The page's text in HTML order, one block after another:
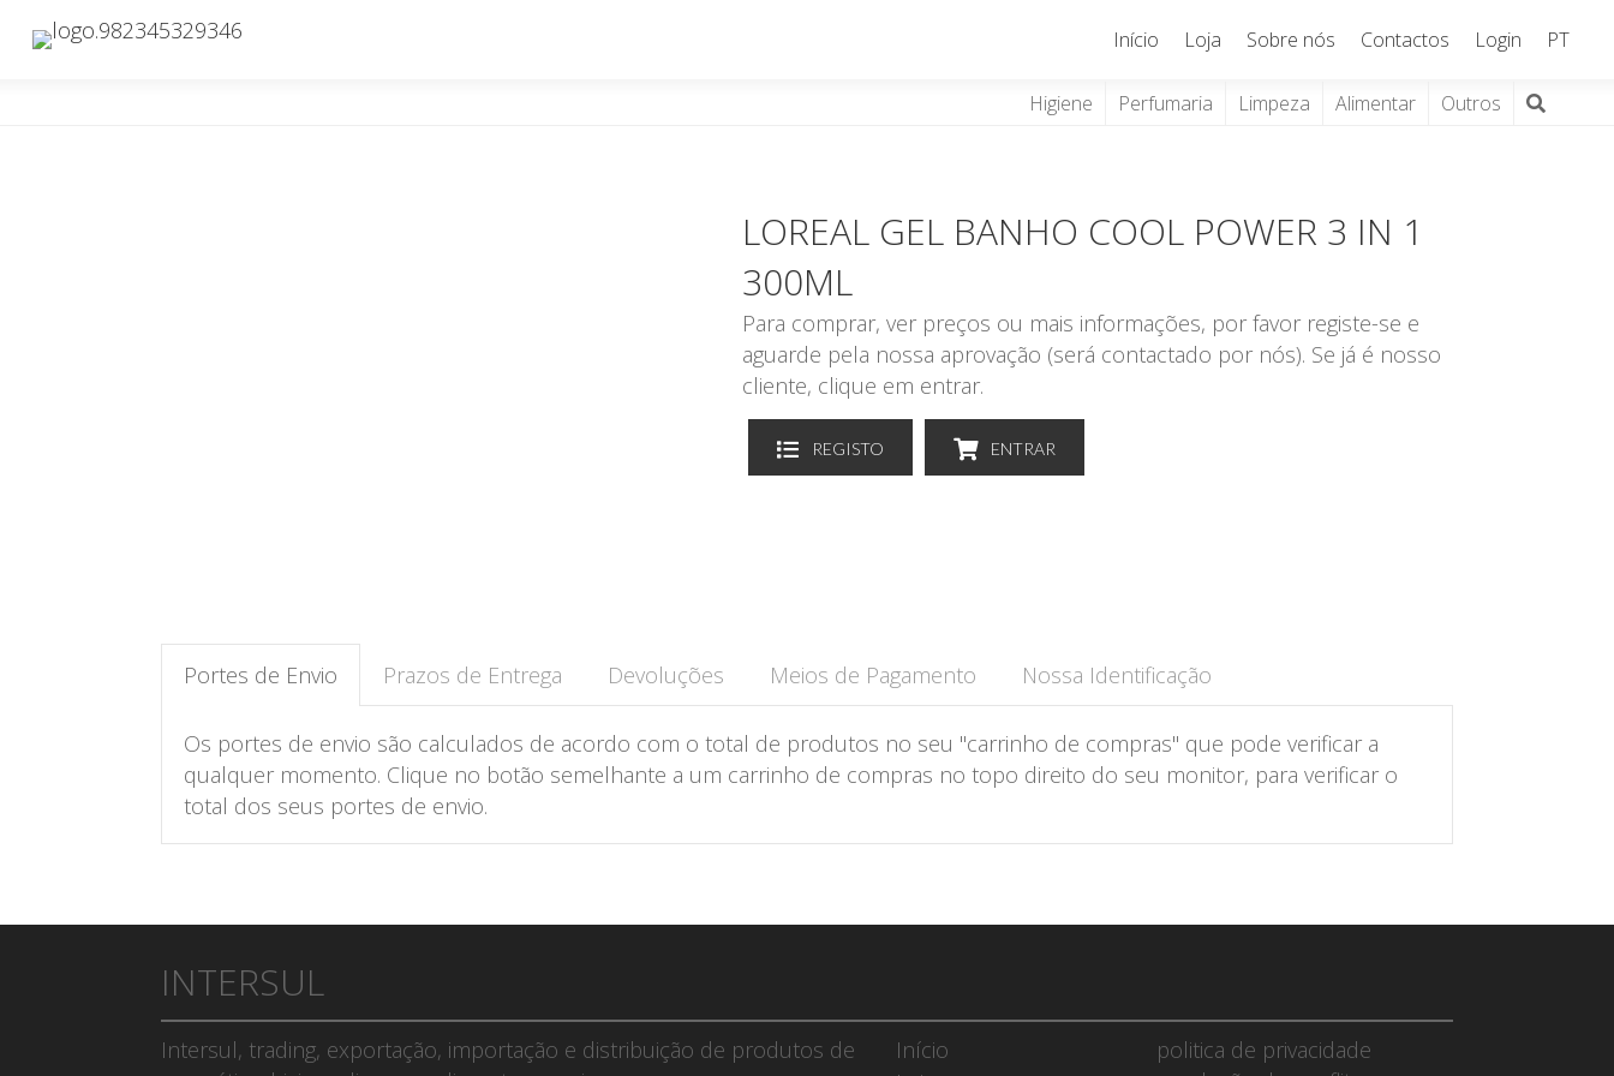
Início Loja Sobre nós Contactos Login PT
Higiene Perfumaria Limpeza Alimentar Outros
LOREAL GEL BANHO COOL POWER 3 IN 1
300ML
Para comprar, ver preços ou mais informações, por favor registe-se e
aguarde pela nossa aprovação (será contactado por nós). Se já é nosso
cliente, clique em entrar.
REGISTO ENTRAR
Portes de Envio Prazos de Entrega Devoluções Meios de Pagamento Nossa Identificação
Os portes de envio são calculados de acordo com o total de produtos no seu "carrinho de compras" que pode verificar a
qualquer momento. Clique no botão semelhante a um carrinho de compras no topo direito do seu monitor, para verificar o
total dos seus portes de envio.
INTERSUL
Intersul, trading, exportação, importação e distribuição de produtos de
Início
politica de privacidade